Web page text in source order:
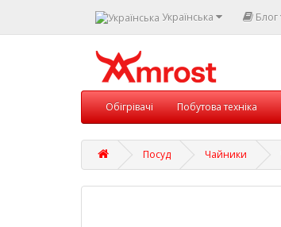
Українська Блог
Обігрівачі Побутова техніка
Посуд Чайники